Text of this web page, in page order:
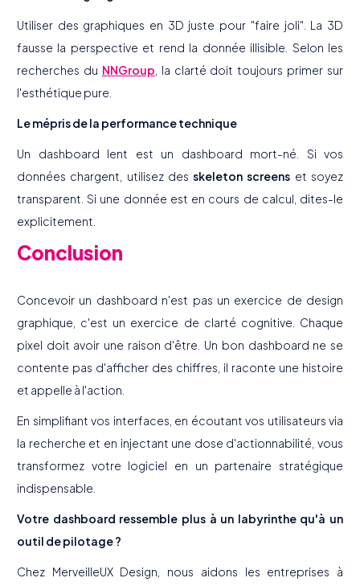
Utiliser des graphiques en 3D juste pour "faire joli". La 3D
fausse la perspective et rend la donnée illisible. Selon les
recherches du NNGroup , la clarté doit toujours primer sur
l'esthétique pure.
Le mépris de la performance technique
Un dashboard lent est un dashboard mort-né. Si vos
données chargent, utilisez desskeleton screens et soyez
transparent. Si une donnée est en cours de calcul, dites-le
explicitement.
Conclusion
Concevoir un dashboard n'est pas un exercice de design
graphique, c'est un exercice de clarté cognitive. Chaque
pixel doit avoir une raison d'être. Un bon dashboard ne se
contente pas d'afficher des chiffres, il raconte une histoire
et appelle à l'action.
En simplifiant vos interfaces, en écoutant vos utilisateurs via
la recherche et en injectant une dose d'actionnabilité, vous
transformez votre logiciel en un partenaire stratégique
indispensable.
Votre dashboard ressemble plus à un labyrinthe qu'à un
outil de pilotage ?
Chez MerveilleUX Design, nous aidons les entreprises à